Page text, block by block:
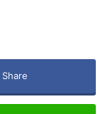
Share